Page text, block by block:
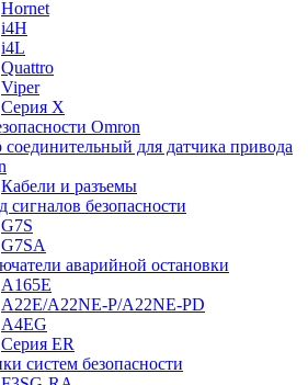
Hornet
i4H
i4L
Quattro
Viper
Серия X
Omron
для датчика привода
Кабели и разъемы
сигналов безопасности
G7S
G7SA
аварийной остановки
A165E
A22E/A22NE-P/A22NE-PD
A4EG
Серия ER
систем безопасности